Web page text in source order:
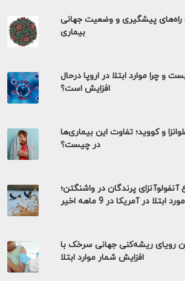
راه‌های پیشگیری و وضعیت جهانی
بیماری
و چرا موارد ابتلا در اروپا درحال
افزایش است؟
و کووید؛ تفاوت این بیماری‌ها
در چیست؟
پرندگان در واشنگتن؛
ابتلا در آمریکا در 9 ماهه اخیر
رویای ریشه‌کنی جهانی سرخک با
افزایش شمار موارد ابتلا